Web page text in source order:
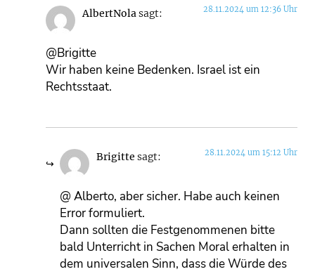
AlbertNolasagt: 28.11.2024 um 12:36 Uhr
@Brigitte
Wir haben keine Bedenken. Israel ist ein
Rechtsstaat.
Brigitte sagt: 28.11.2024 um 15:12 Uhr
@ Alberto, aber sicher. Habe auch keinen
Error formuliert.
Dann sollten die Festgenommenen bitte
bald Unterricht in Sachen Moral erhalten in
dem universalen Sinn, dass die Würde des